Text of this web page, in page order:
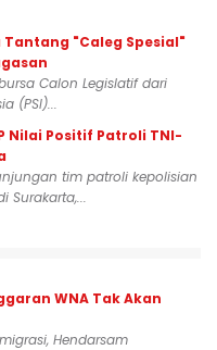
Tantang "Caleg Spesial"
Calon Legislatif dari
(PSI)...
Nilai Positif Patroli TNI-
tim patroli kepolisian
Surakarta,...
WNA Tak Akan
Hendarsam